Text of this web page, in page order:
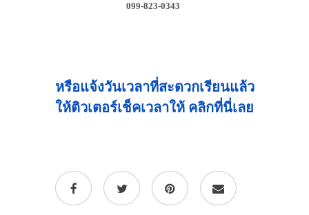
099-823-0343
หรือแจ้งวันเวลาที่สะดวกเรียนแล้ว
ให้ติวเตอร์เช็คเวลาให้ คลิกที่นี่เลย